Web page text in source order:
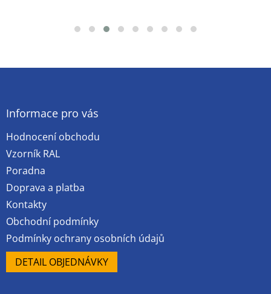
Informace pro vás
Hodnocení obchodu
Vzorník RAL
Poradna
Doprava a platba
Kontakty
Obchodní podmínky
Podmínky ochrany osobních údajů
DETAIL OBJEDNÁVKY